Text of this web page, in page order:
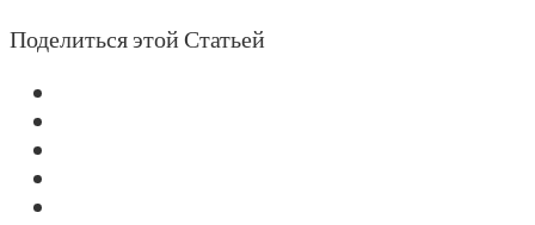
Поделиться этой Статьей